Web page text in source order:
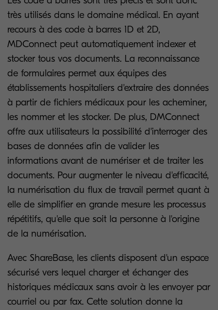
très utilisés dans le domaine médical. En ayant
recours à des code à barres 1D et 2D,
MDConnect peut automatiquement indexer et
stocker tous vos documents. La reconnaissance
de formulaires permet aux équipes des
établissements hospitaliers d'extraire des données
à partir de fichiers médicaux pour les acheminer,
les nommer et les stocker. De plus, DMConnect
offre aux utilisateurs la possibilité d'interroger des
bases de données afin de valider les
informations avant de numériser et de traiter les
documents. Pour augmenter le niveau d'efficacité,
la numérisation du flux de travail permet quant à
elle de simplifier en grande mesure les processus
répétitifs, qu'elle que soit la personne à l'origine
de la numérisation.
Avec ShareBase, les clients disposent d'un espace
sécurisé vers lequel charger et échanger des
historiques médicaux sans avoir à les envoyer par
courriel ou par fax. Cette solution donne la